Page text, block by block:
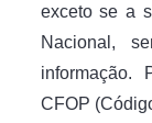
exceto se a
Nacional,
informação.
CFOP